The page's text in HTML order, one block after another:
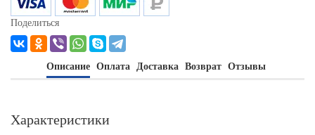
Поделиться
Описание Оплата Доставка Возврат Отзывы
Характеристики